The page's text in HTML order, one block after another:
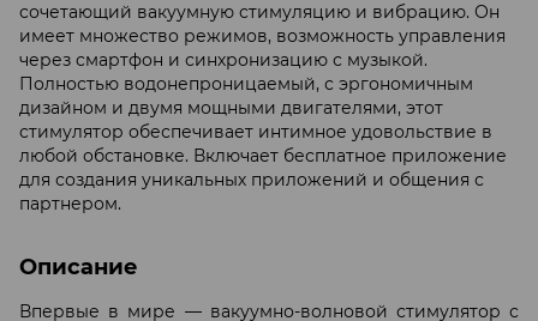
сочетающий вакуумную стимуляцию и вибрацию. Он
имеет множество режимов, возможность управления
через смартфон и синхронизацию с музыкой.
Полностью водонепроницаемый, с эргономичным
дизайном и двумя мощными двигателями, этот
стимулятор обеспечивает интимное удовольствие в
любой обстановке. Включает бесплатное приложение
для создания уникальных приложений и общения с
партнером.
Описание
Впервые в мире — вакуумно-волновой стимулятор с